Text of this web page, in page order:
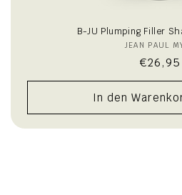
B-JU Plumping Filler
JEAN PAUL
Preis
€26,95
In den